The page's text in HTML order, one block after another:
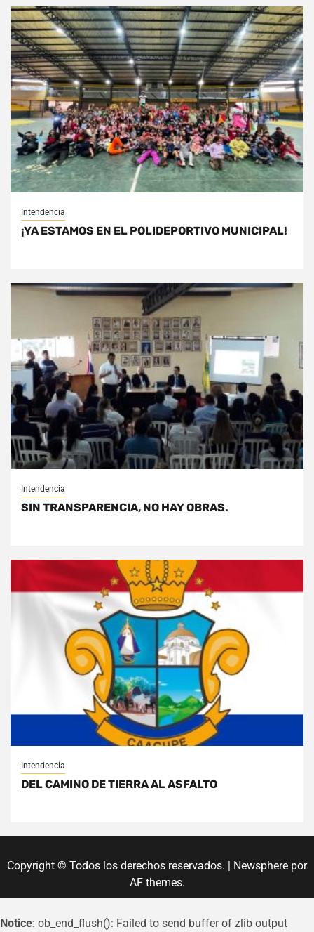
Intendencia
¡YA ESTAMOS EN EL POLIDEPORTIVO MUNICIPAL!
Intendencia
SIN TRANSPARENCIA, NO HAY OBRAS.
Intendencia
DEL CAMINO DE TIERRA AL ASFALTO
Copyright © Todos los derechos reservados. | Newsphere por
AF themes.
Notice: ob_end_flush(): Failed to send buffer of zlib output